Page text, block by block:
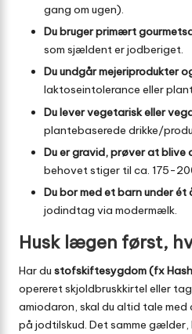
gang om ugen).
Du bruger primært
som sjældent er jodberiget.
Du undgår mejeriprodukter
laktoseintolerance eller
Du lever vegetarisk eller
plantebaserede drikke/
Du er gravid, prøver at blive
behovet stiger til ca. 175-
Du bor med et barn under ét
jodindtag via modermælk.
Husk lægen først,
Har du stofskiftesygdom (fx
opereret skjoldbruskkirtel eller
amiodaron, skal du altid tale
på jodtilskud. Det samme